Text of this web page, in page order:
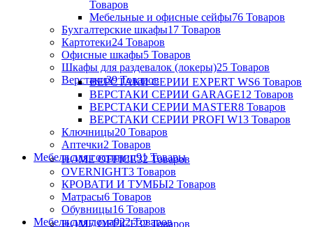
Товаров
Мебельные и офисные сейфы76 Товаров
Бухгалтерские шкафы17 Товаров
Картотеки24 Товаров
Офисные шкафы5 Товаров
Шкафы для раздевалок (локеры)25 Товаров
Верстаки39 Товаров
ВЕРСТАКИ СЕРИИ EXPERT WS6 Товаров
ВЕРСТАКИ СЕРИИ GARAGE12 Товаров
ВЕРСТАКИ СЕРИИ MASTER8 Товаров
ВЕРСТАКИ СЕРИИ PROFI W13 Товаров
Ключницы20 Товаров
Аптечки2 Товаров
Мебель для гостиниц91 Товары
HOME OFFICE32 Товаров
OVERNIGHT3 Товаров
КРОВАТИ И ТУМБЫ2 Товаров
Матрасы6 Товаров
Обувницы16 Товаров
Мебель для дома922 Товаров
HOME OFFICE32 Товаров